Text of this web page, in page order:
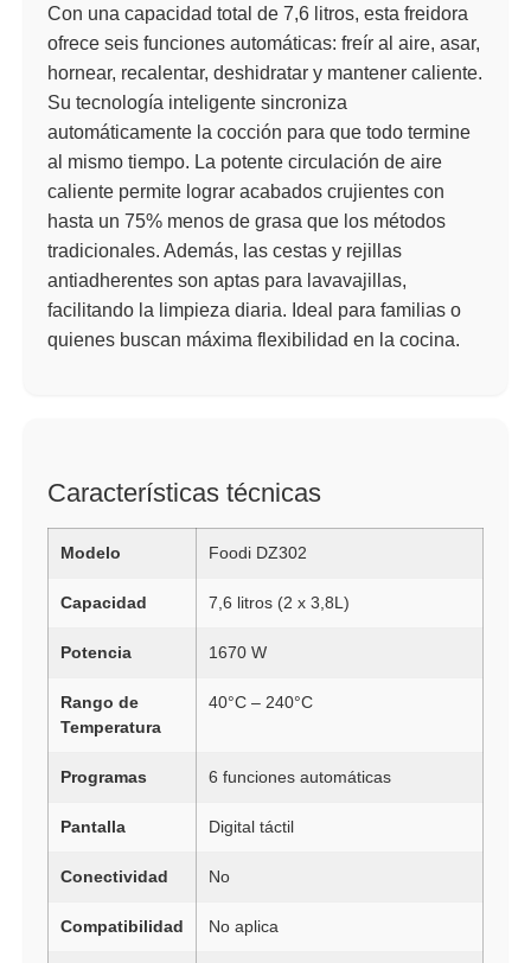
Con una capacidad total de 7,6 litros, esta freidora
ofrece seis funciones automáticas: freír al aire, asar,
hornear, recalentar, deshidratar y mantener caliente.
Su tecnología inteligente sincroniza
automáticamente la cocción para que todo termine
al mismo tiempo. La potente circulación de aire
caliente permite lograr acabados crujientes con
hasta un 75% menos de grasa que los métodos
tradicionales. Además, las cestas y rejillas
antiadherentes son aptas para lavavajillas,
facilitando la limpieza diaria. Ideal para familias o
quienes buscan máxima flexibilidad en la cocina.
Características técnicas
Modelo Foodi DZ302
Capacidad 7,6 litros (2 x 3,8L)
Potencia 1670 W
Rango de
Temperatura
40°C – 240°C
Programas 6 funciones automáticas
Pantalla Digital táctil
Conectividad No
Compatibilidad No aplica